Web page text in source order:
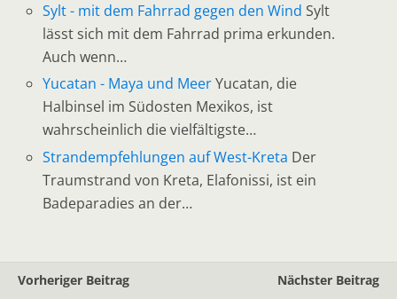
Sylt - mit dem Fahrrad gegen den Wind Sylt
lässt sich mit dem Fahrrad prima erkunden.
Auch wenn…
Yucatan - Maya und MeerYucatan, die
Halbinsel im Südosten Mexikos, ist
wahrscheinlich die vielfältigste…
Strandempfehlungen auf West-Kreta Der
Traumstrand von Kreta, Elafonissi, ist ein
Badeparadies an der…
Vorheriger Beitrag
Nächster Beitrag